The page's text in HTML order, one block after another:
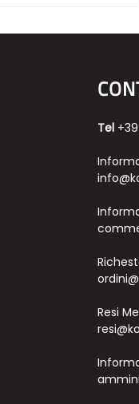
Tel
Resi